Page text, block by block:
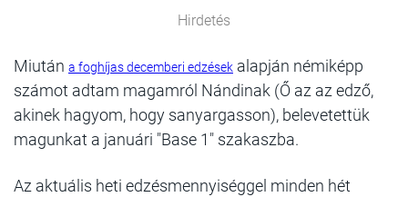
Hirdetés
Miután a foghíjas decemberi edzések alapján némiképp
számot adtam magamról Nándinak (Ő az az edző,
akinek hagyom, hogy sanyargasson), belevetettük
magunkat a januári "Base 1" szakaszba.
Az aktuális heti edzésmennyiséggel minden hét